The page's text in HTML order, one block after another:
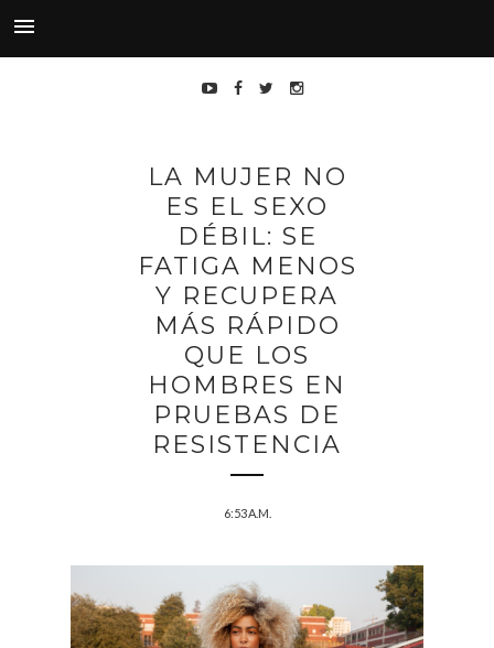
LA MUJER NO
ES EL SEXO
DÉBIL: SE
FATIGA MENOS
Y RECUPERA
MÁS RÁPIDO
QUE LOS
HOMBRES EN
PRUEBAS DE
RESISTENCIA
6:53 A.M.